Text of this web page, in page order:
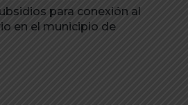
para conexión al
en el municipio de